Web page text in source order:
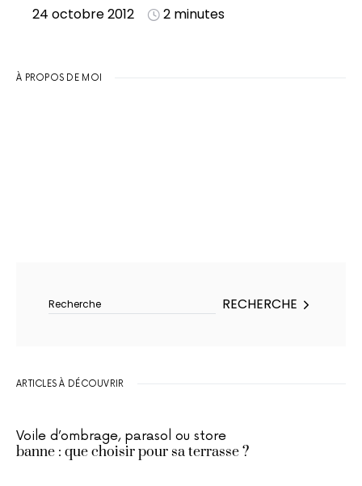
24 octobre 2012 2 minutes
À PROPOS DE MOI
RECHERCHE
ARTICLES À DÉCOUVRIR
Voile d’ombrage, parasol ou store
banne : que choisir pour sa terrasse ?